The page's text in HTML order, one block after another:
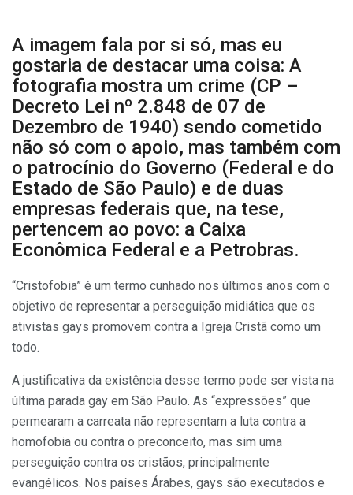
A imagem fala por si só, mas eu
gostaria de destacar uma coisa: A
fotografia mostra um crime (CP –
Decreto Lei nº 2.848 de 07 de
Dezembro de 1940) sendo cometido
não só com o apoio, mas também com
o patrocínio do Governo (Federal e do
Estado de São Paulo) e de duas
empresas federais que, na tese,
pertencem ao povo: a Caixa
Econômica Federal e a Petrobras.
“Cristofobia” é um termo cunhado nos últimos anos com o
objetivo de representar a perseguição midiática que os
ativistas gays promovem contra a Igreja Cristã como um
todo.
A justificativa da existência desse termo pode ser vista na
última parada gay em São Paulo. As “expressões” que
permearam a carreata não representam a luta contra a
homofobia ou contra o preconceito, mas sim uma
perseguição contra os cristãos, principalmente
evangélicos. Nos países Árabes, gays são executados e